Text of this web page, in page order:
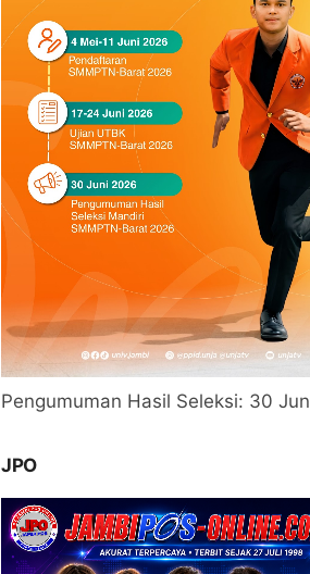
Pengumuman Hasil Seleksi: 30
JPO